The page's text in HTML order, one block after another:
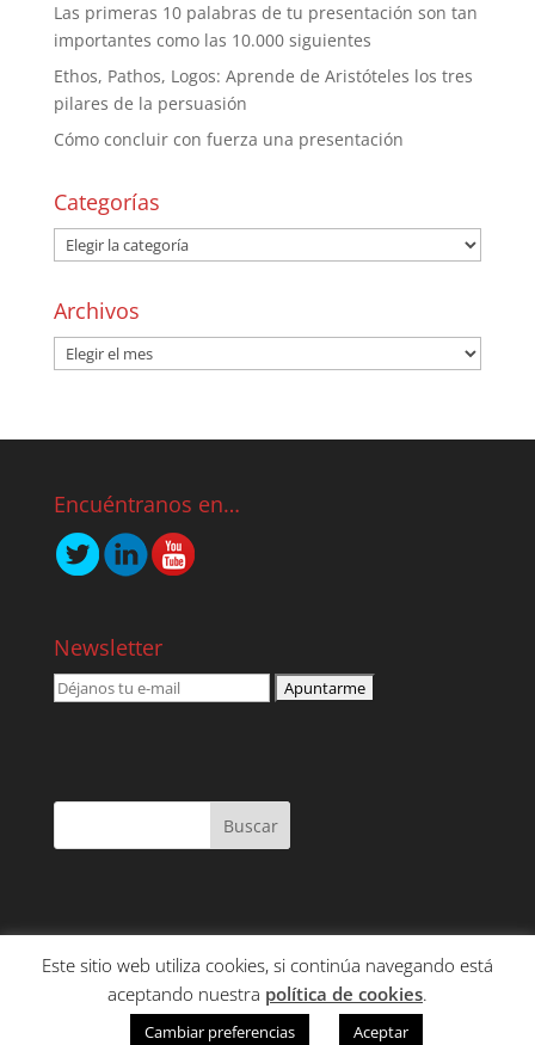
Las primeras 10 palabras de tu presentación son tan
importantes como las 10.000 siguientes
Ethos, Pathos, Logos: Aprende de Aristóteles los tres
pilares de la persuasión
Cómo concluir con fuerza una presentación
Categorías
Archivos
Encuéntranos en…
Newsletter
SERVICIOS
CONTENIDO
CLIENTES
CONTACTO
Este sitio web utiliza cookies, si continúa navegando está
aceptando nuestra política de cookies.
Cambiar preferencias Aceptar